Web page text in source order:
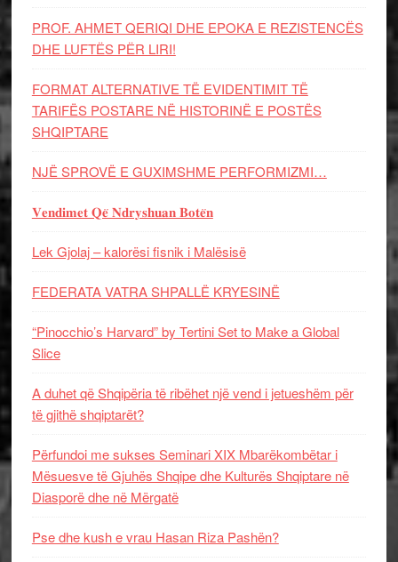
PROF. AHMET QERIQI DHE EPOKA E REZISTENCЁS
DHE LUFTЁS PЁR LIRI!
FORMAT ALTERNATIVE TË EVIDENTIMIT TË
TARIFËS POSTARE NË HISTORINË E POSTËS
SHQIPTARE
NJË SPROVË E GUXIMSHME PERFORMIZMI…
𝐕𝐞𝐧𝐝𝐢𝐦𝐞𝐭 𝐐𝐞̈ 𝐍𝐝𝐫𝐲𝐬𝐡𝐮𝐚𝐧 𝐁𝐨𝐭𝐞̈𝐧
Lek Gjolaj – kalorësi fisnik i Malësisë
FEDERATA VATRA SHPALLË KRYESINË
“Pinocchio’s Harvard” by Tertini Set to Make a Global
Slice
A duhet që Shqipëria të ribëhet një vend i jetueshëm për
të gjithë shqiptarët?
Përfundoi me sukses Seminari XIX Mbarëkombëtar i
Mësuesve të Gjuhës Shqipe dhe Kulturës Shqiptare në
Diasporë dhe në Mërgatë
Pse dhe kush e vrau Hasan Riza Pashën?